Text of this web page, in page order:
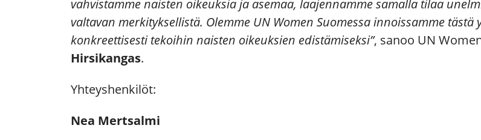
vahvistamme naisten oikeuksia ja asemaa, laajennamme samalla tilaa
valtavan merkityksellistä. Olemme UN Women Suomessa innoissamme
konkreettisesti tekoihin naisten oikeuksien edistämiseksi”, sanoo UN
Hirsikangas.
Yhteyshenkilöt:
Nea Mertsalmi